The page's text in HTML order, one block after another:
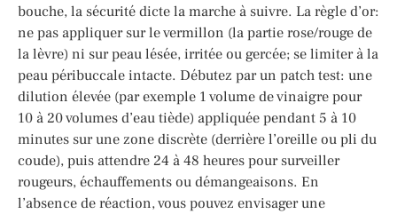
bouche, la sécurité dicte la marche à suivre. La règle d’or:
ne pas appliquer sur le vermillon (la partie rose/rouge de
la lèvre) ni sur peau lésée, irritée ou gercée; se limiter à la
peau péribuccale intacte. Débutez par un patch test: une
dilution élevée (par exemple 1 volume de vinaigre pour
10 à 20 volumes d’eau tiède) appliquée pendant 5 à 10
minutes sur une zone discrète (derrière l’oreille ou pli du
coude), puis attendre 24 à 48 heures pour surveiller
rougeurs, échauffements ou démangeaisons. En
l’absence de réaction, vous pouvez envisager une